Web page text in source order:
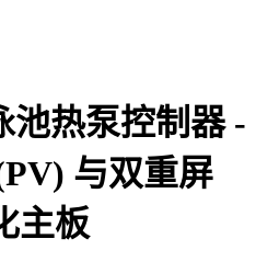
池热泵控制器 -
与双重屏
主板